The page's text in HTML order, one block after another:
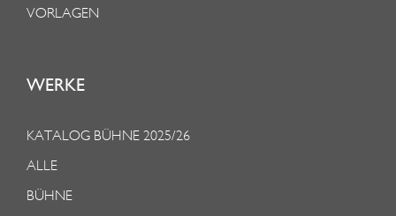
VORLAGEN
WERKE
KATALOG BÜHNE 2025/26
ALLE
BÜHNE